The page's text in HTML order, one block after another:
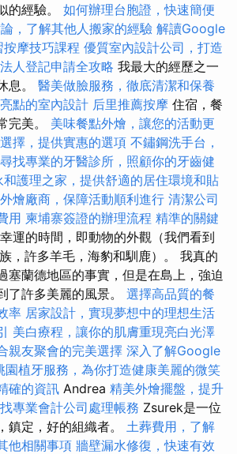
的經驗。 如何辦理台胞證，快速簡便
，了解其他人搬家的經驗 解讀Google
按摩技巧課程 優質室內設計公司，打造
人登記申請全攻略 我最大的經歷之一
息。 醫美做臉服務，徹底清潔和保養
點的室內設計 后里推薦按摩 住宿，餐
完美。 美味餐點外燴，讓您的活動更
擇，提供實惠的選項 不鏽鋼洗手台，
尋找專業的牙醫診所，照顧你的牙齒健
和護理之家，提供舒適的居住環境和貼
燴廠商，保障活動順利進行 清潔公司
用 柬埔寨簽證的辦理流程 精準的關鍵
運的時間，即動物的外觀（我們看到
，許多羊毛，海豹和馴鹿）。 我真的
塞蘭德地區的事實，但是在島上，強迫
了許多美麗的風景。 選擇高品質的餐
率 居家設計，實現夢想中的理想生活
美白療程，讓你的肌膚重現亮白光澤
親友聚會的完美選擇 深入了解Google
園植牙服務，為你打造健康美麗的微笑
確的資訊 Andrea 精美外燴擺盤，提升
找專業會計公司處理帳務 Zsurek是一位
鎮定，好的組織者。 土葬費用，了解
他相關事項 牆壁漏水修復，快速有效